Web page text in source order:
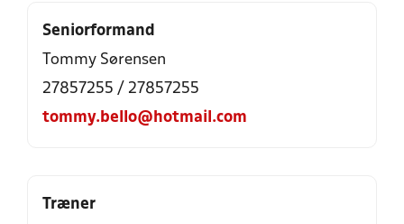
Seniorformand
Tommy Sørensen
27857255 / 27857255
tommy.bello@hotmail.com
Træner